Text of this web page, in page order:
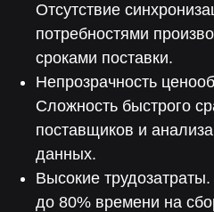
Отсутствие
потребностями
сроками поставки.
Непрозрачность
Сложность быстрого
поставщиков и
данных.
Высокие
до 80% времени на